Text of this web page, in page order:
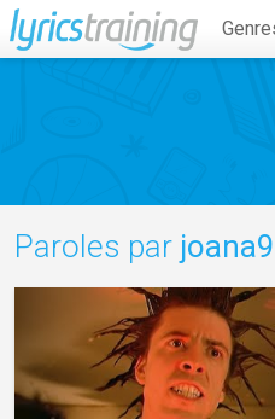
Paroles par